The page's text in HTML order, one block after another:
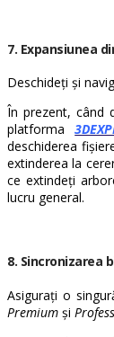
7. Expansiunea
Deschideți și
În prezent, când
platforma
deschiderea
extinderea la
ce extindeți
lucru general.
8. Sincronizarea
Asigurați o
Premium și